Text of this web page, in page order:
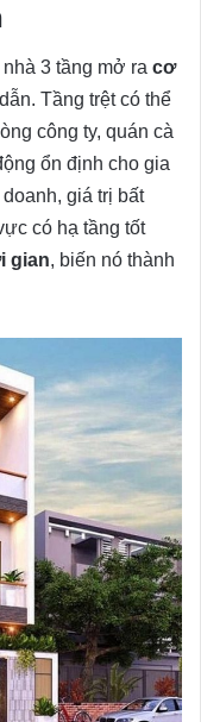
3 tầng mở ra cơ
Tầng trệt có thể
công ty, quán cà
ổn định cho gia
giá trị bất
có hạ tầng tốt
gian, biến nó thành